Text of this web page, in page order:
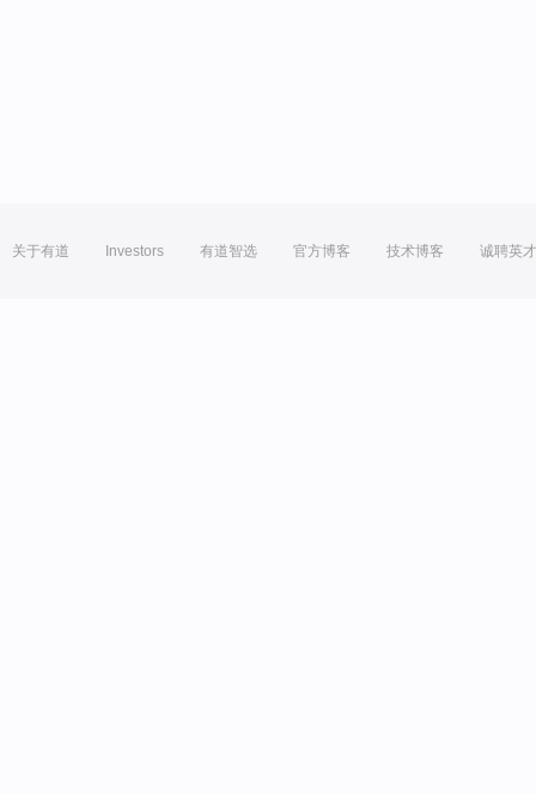
关于有道 Investors 有道智选 官方博客 技术博客 诚聘英才